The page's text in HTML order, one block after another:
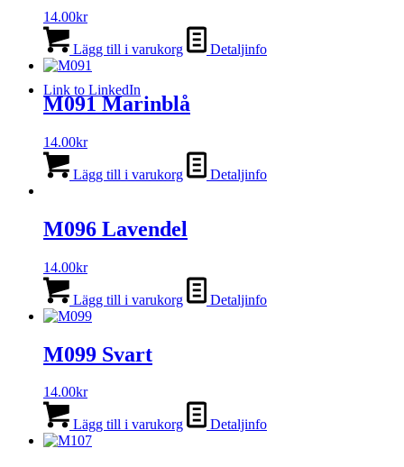
Link to LinkedIn
14.00kr
Lägg till i varukorg Detaljinfo
M091 Marinblå
14.00kr
Lägg till i varukorg Detaljinfo
M096 Lavendel
14.00kr
Lägg till i varukorg Detaljinfo
M099 Svart
14.00kr
Lägg till i varukorg Detaljinfo